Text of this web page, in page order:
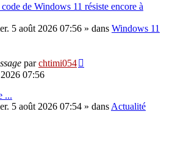
de Windows 11 résiste encore à
5 août 2026 07:56 » dans Windows 11
parchtimi054
07:56
...
5 août 2026 07:54 » dans Actualité